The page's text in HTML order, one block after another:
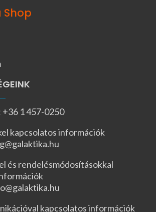
+36 1 457-0250
kapcsolatos információk
és rendelésmódosításokkal
kapcsolatos információk